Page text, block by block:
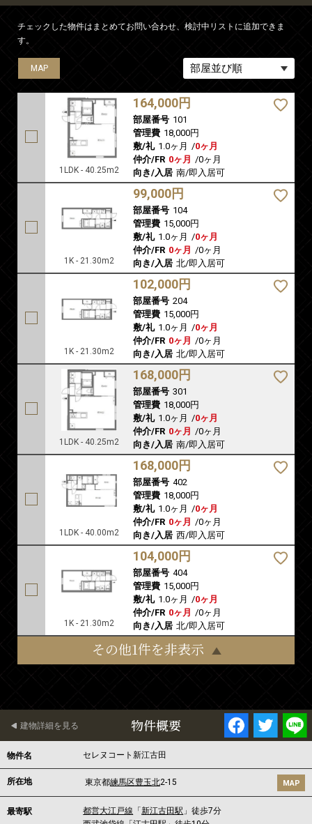
チェックした物件はまとめてお問い合わせ、検討中リストに追加できま
す。
MAP
1LDK - 40.25m2
164,000円
部屋番号 101
管理費 18,000円
敷/礼 1.0ヶ月 /0ヶ月
仲介/FR 0ヶ月 /0ヶ月
向き/入居 南/即入居可
MAP
1K - 21.30m2
99,000円
部屋番号 104
管理費 15,000円
敷/礼 1.0ヶ月 /0ヶ月
仲介/FR 0ヶ月 /0ヶ月
向き/入居 北/即入居可
MAP
1K - 21.30m2
102,000円
部屋番号 204
管理費 15,000円
敷/礼 1.0ヶ月 /0ヶ月
仲介/FR 0ヶ月 /0ヶ月
向き/入居 北/即入居可
MAP
1LDK - 40.25m2
168,000円
部屋番号 301
管理費 18,000円
敷/礼 1.0ヶ月 /0ヶ月
仲介/FR 0ヶ月 /0ヶ月
向き/入居 南/即入居可
MAP
1LDK - 40.00m2
168,000円
部屋番号 402
管理費 18,000円
敷/礼 1.0ヶ月 /0ヶ月
仲介/FR 0ヶ月 /0ヶ月
向き/入居 西/即入居可
MAP
1K - 21.30m2
104,000円
部屋番号 404
管理費 15,000円
敷/礼 1.0ヶ月 /0ヶ月
仲介/FR 0ヶ月 /0ヶ月
向き/入居 北/即入居可
その他1件を非表示
物件概要
建物詳細を見る
物件名 セレヌコート新江古田
所在地 東京都練馬区豊玉北2-15 MAP
最寄駅 都営大江戸線 「新江古田駅 」徒歩7分